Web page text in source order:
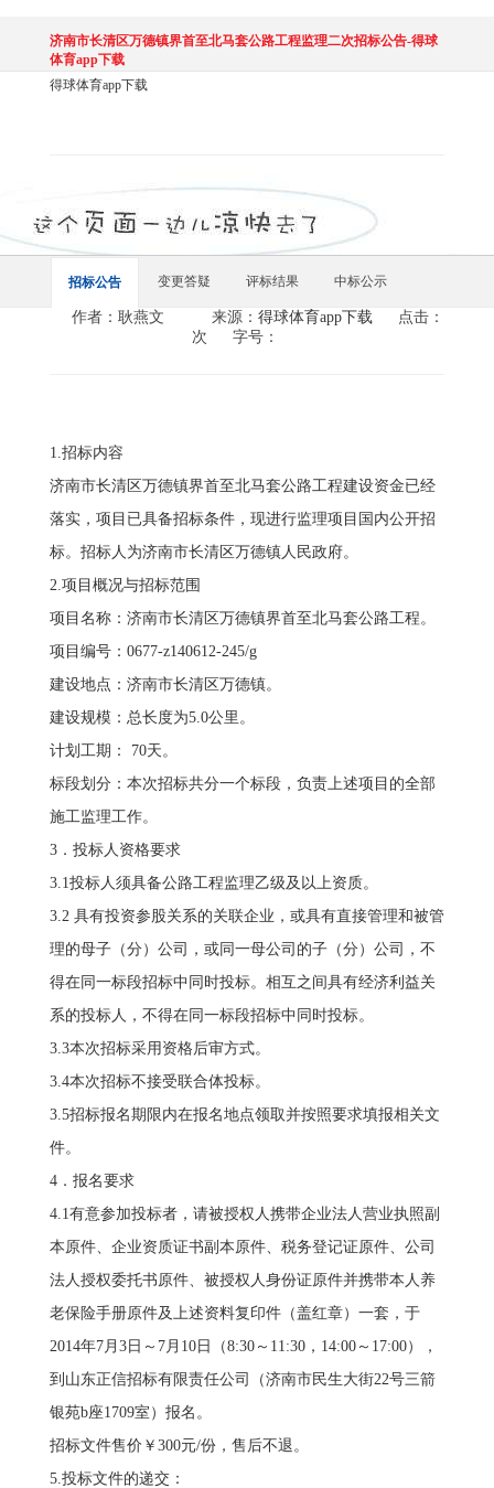
济南市长清区万德镇界首至北马套公路工程监理二次招标公告-得球
体育app下载
得球体育app下载
招标公告 变更答疑 评标结果 中标公示
作者：耿燕文 来源： 得球体育app下载
点击：
次
字号：
1.招标内容
济南市长清区万德镇界首至北马套公路工程建设资金已经
落实，项目已具备招标条件，现进行监理项目国内公开招
标。招标人为济南市长清区万德镇人民政府。
2.项目概况与招标范围
项目名称：济南市长清区万德镇界首至北马套公路工程。
项目编号：0677-z140612-245/g
建设地点：济南市长清区万德镇。
建设规模：总长度为5.0公里。
计划工期： 70天。
标段划分：本次招标共分一个标段，负责上述项目的全部
施工监理工作。
3．投标人资格要求
3.1投标人须具备公路工程监理乙级及以上资质。
3.2 具有投资参股关系的关联企业，或具有直接管理和被管
理的母子（分）公司，或同一母公司的子（分）公司，不
得在同一标段招标中同时投标。相互之间具有经济利益关
系的投标人，不得在同一标段招标中同时投标。
3.3本次招标采用资格后审方式。
3.4本次招标不接受联合体投标。
3.5招标报名期限内在报名地点领取并按照要求填报相关文
件。
4．报名要求
4.1有意参加投标者，请被授权人携带企业法人营业执照副
本原件、企业资质证书副本原件、税务登记证原件、公司
法人授权委托书原件、被授权人身份证原件并携带本人养
老保险手册原件及上述资料复印件（盖红章）一套，于
2014年7月3日～7月10日（8:30～11:30，14:00～17:00），
到山东正信招标有限责任公司（济南市民生大街22号三箭
银苑b座1709室）报名。
招标文件售价￥300元/份，售后不退。
5.投标文件的递交：